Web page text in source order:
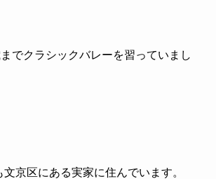
でクラシックバレーを習っていまし
京区にある実家に住んでいます。